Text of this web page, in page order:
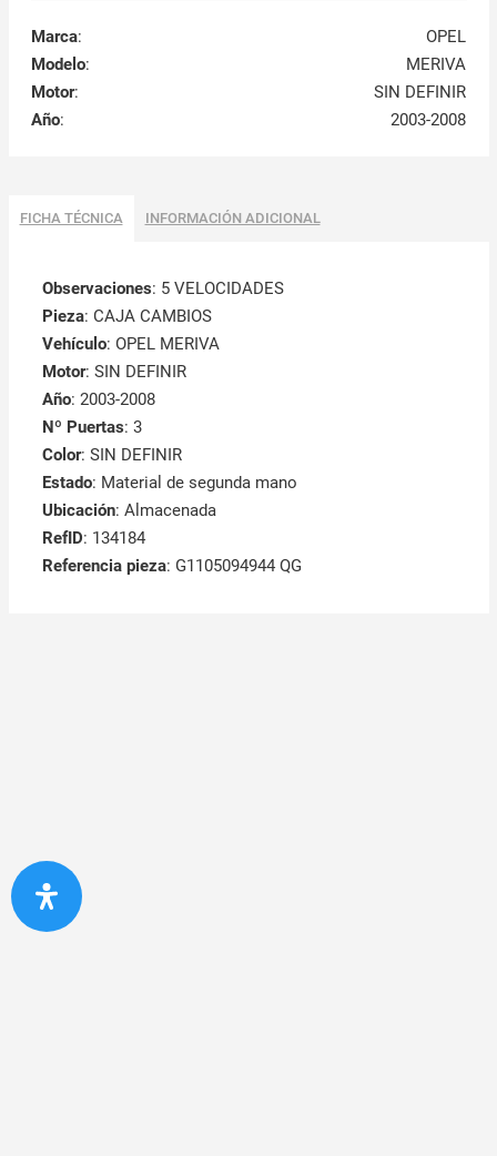
Marca:
OPEL
Modelo:
MERIVA
Motor:
SIN DEFINIR
Año: 2003-2008
FICHA TÉCNICA INFORMACIÓN ADICIONAL
Observaciones: 5 VELOCIDADES
Pieza: CAJA CAMBIOS
Vehículo: OPEL MERIVA
Motor: SIN DEFINIR
Año: 2003-2008
Nº Puertas: 3
Color: SIN DEFINIR
Estado: Material de segunda mano
Ubicación: Almacenada
RefID: 134184
Referencia pieza: G1105094944 QG